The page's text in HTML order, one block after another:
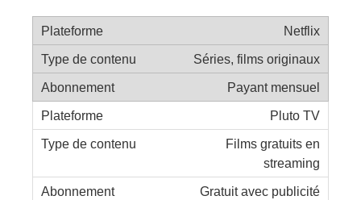
Netflix
Séries, films originaux
Payant mensuel
Pluto TV
Films gratuits en
streaming
Gratuit avec publicité